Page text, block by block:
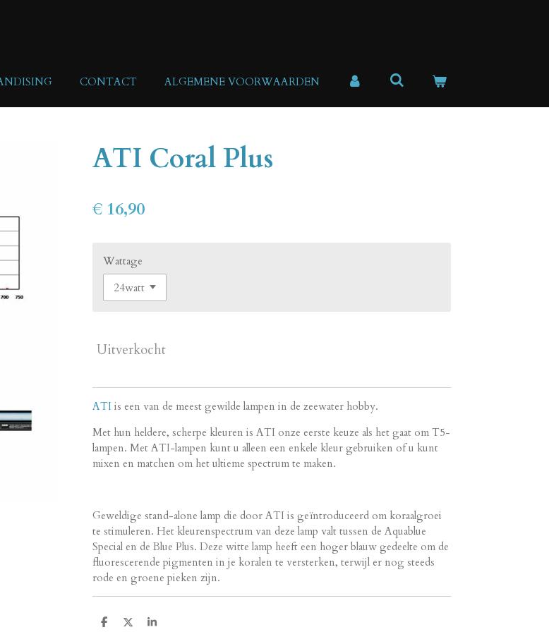
CONTACT ALGEMENE VOORWAARDEN
ATI Coral Plus
€ 16,90
Wattage
Uitverkocht
ATI is een van de meest gewilde lampen in de zeewater hobby.
Met hun heldere, scherpe kleuren is ATI onze eerste keuze als het gaat om T5-
lampen. Met ATI-lampen kunt u alleen een enkele kleur gebruiken of u kunt
mixen en matchen om het ultieme spectrum te maken.
Geweldige stand-alone lamp die door ATI is geïntroduceerd om koraalgroei
te stimuleren. Het kleurenspectrum van deze lamp valt tussen de Aquablue
Special en de Blue Plus. Deze witte lamp heeft een hoger blauw gedeelte om de
fluorescerende pigmenten in je koralen te versterken, terwijl er nog steeds
rode en groene pieken zijn.
D
D
S